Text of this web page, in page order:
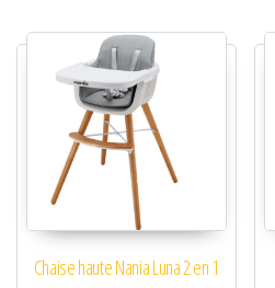
Chaise haute Nania Luna 2 en 1